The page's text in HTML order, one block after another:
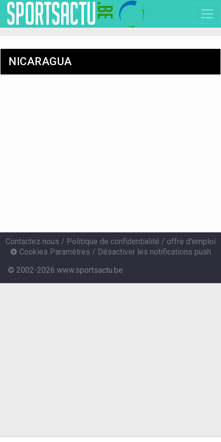
NICARAGUA
Contactez nous / Politique de confidentialité / offre d'emploi
Cookies Paramètres / Désactiver les notifications push
© 2002-2026 www.sportsactu.be